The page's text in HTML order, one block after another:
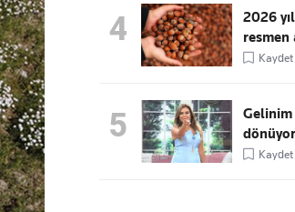
4
2026
resmen
Kaydet
5
Kaydet